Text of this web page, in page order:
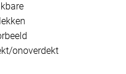
onoverdekt